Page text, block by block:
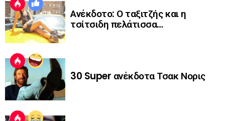
Ανέκδοτο: Ο ταξιτζής και η
τσίτσιδη πελάτισσα…
30 Super ανέκδοτα Τσακ Νορις